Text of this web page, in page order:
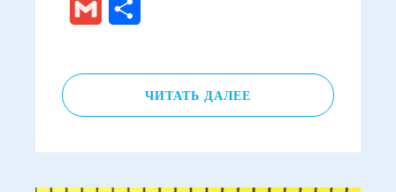
Gmail
ЧИТАТЬ ДАЛЕЕ